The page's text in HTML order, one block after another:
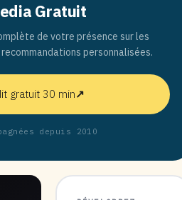
Gratuit
de votre présence sur les
personnalisées.
gratuit 30 min↗
depuis 2010